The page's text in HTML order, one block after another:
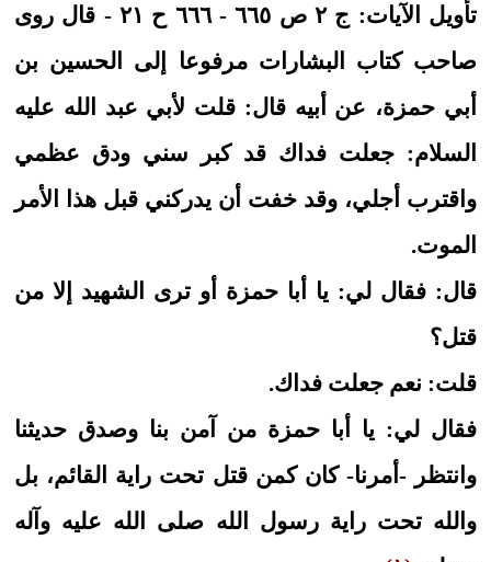
تأويل الآيات: ج ٢ ص ٦٦٥ - ٦٦٦ ح ٢١ - قال روى
صاحب كتاب البشارات مرفوعا إلى الحسين بن
أبي حمزة، عن أبيه قال: قلت لأبي عبد الله عليه
السلام: جعلت فداك قد كبر سني ودق عظمي
واقترب أجلي، وقد خفت أن يدركني قبل هذا الأمر
الموت.
قال: فقال لي: يا أبا حمزة أو ترى الشهيد إلا من
قتل؟
قلت: نعم جعلت فداك.
فقال لي: يا أبا حمزة من آمن بنا وصدق حديثنا
وانتظر -أمرنا- كان كمن قتل تحت راية القائم، بل
والله تحت راية رسول الله صلى الله عليه وآله